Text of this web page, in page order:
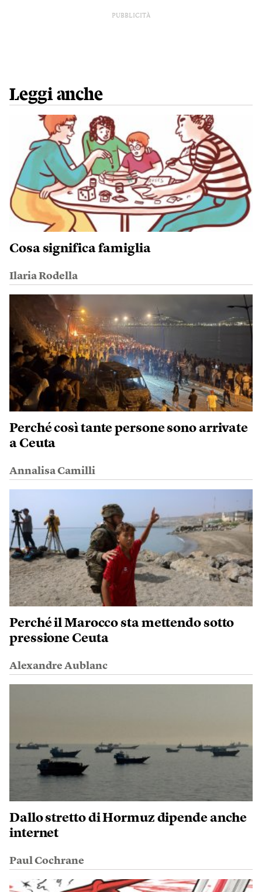
PUBBLICITÀ
Leggi anche
Cosa significa famiglia
Ilaria Rodella
Perché così tante persone sono arrivate
a Ceuta
Annalisa Camilli
Perché il Marocco sta mettendo sotto
pressione Ceuta
Alexandre Aublanc
Dallo stretto di Hormuz dipende anche
internet
Paul Cochrane